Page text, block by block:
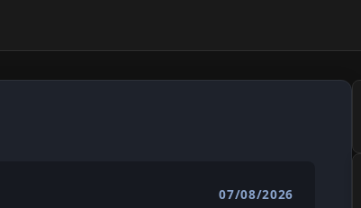
07/08/2026